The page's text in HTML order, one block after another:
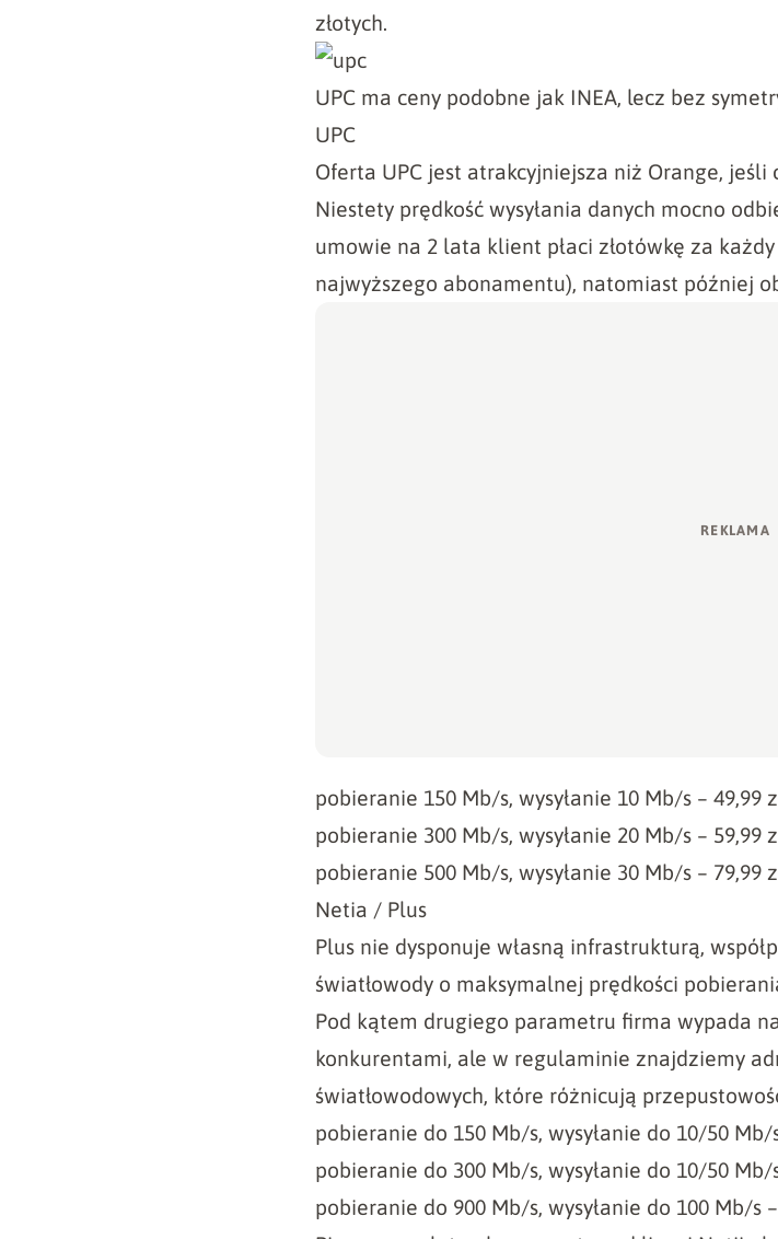
złotych.
UPC ma ceny podobne jak INEA, lecz bez
UPC
Oferta UPC jest atrakcyjniejsza niż Orange,
Niestety prędkość wysyłania danych mocno
umowie na 2 lata klient płaci złotówkę za
najwyższego abonamentu), natomiast później
pobieranie 150 Mb/s, wysyłanie 10 Mb/s – 49,99
pobieranie 300 Mb/s, wysyłanie 20 Mb/s – 59,99
pobieranie 500 Mb/s, wysyłanie 30 Mb/s – 79,99
Netia / Plus
Plus nie dysponuje własną infrastrukturą,
światłowody o maksymalnej prędkości
Pod kątem drugiego parametru firma wypada
konkurentami, ale w regulaminie znajdziemy
światłowodowych, które różnicują
pobieranie do 150 Mb/s, wysyłanie do 10/50 Mb/
pobieranie do 300 Mb/s, wysyłanie do 10/50 Mb/
pobieranie do 900 Mb/s, wysyłanie do 100 Mb/s –